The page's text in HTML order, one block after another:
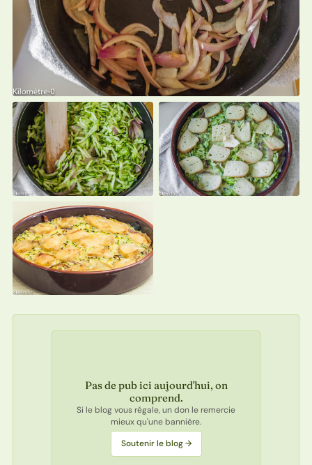
Pas de pub ici aujourd'hui, on
comprend.
Si le blog vous régale, un don le remercie
mieux qu'une bannière.
Soutenir le blog →